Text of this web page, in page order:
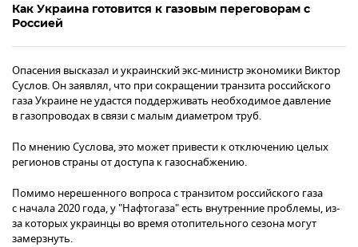
Как Украина готовится к газовым переговорам с
Россией
Опасения высказал и украинский экс-министр экономики Виктор
Суслов. Он заявлял, что при сокращении транзита российского
газа Украине не удастся поддерживать необходимое давление
в газопроводах в связи с малым диаметром труб.
По мнению Суслова, это может привести к отключению целых
регионов страны от доступа к газоснабжению.
Помимо нерешенного вопроса с транзитом российского газа
с начала 2020 года, у "Нафтогаза" есть внутренние проблемы, из-
за которых украинцы во время отопительного сезона могут
замерзнуть.